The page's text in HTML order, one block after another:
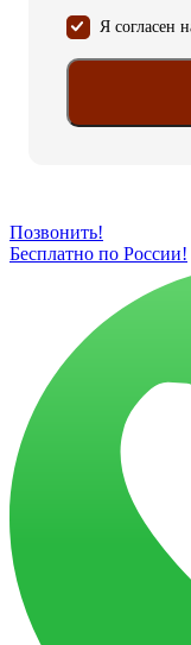
Я согласен
Позвонить!
Бесплатно по России!